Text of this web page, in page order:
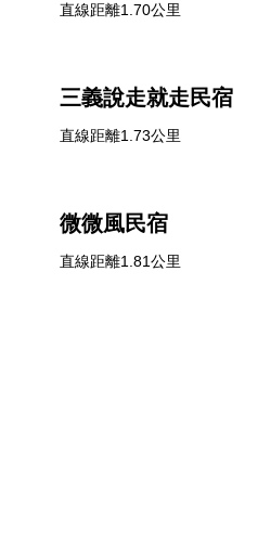
直線距離1.70公里
三義說走就走民宿
直線距離1.73公里
微微風民宿
直線距離1.81公里